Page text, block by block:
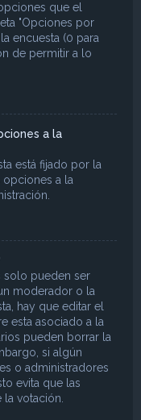
que el
"Opciones por
encuesta (0 para
de permitir a lo
a la
está fijado por la
opciones a la
solo pueden ser
moderador o la
hay que editar el
esta asociado a la
pueden borrar la
si algún
o administradores
evita que las
la votación.